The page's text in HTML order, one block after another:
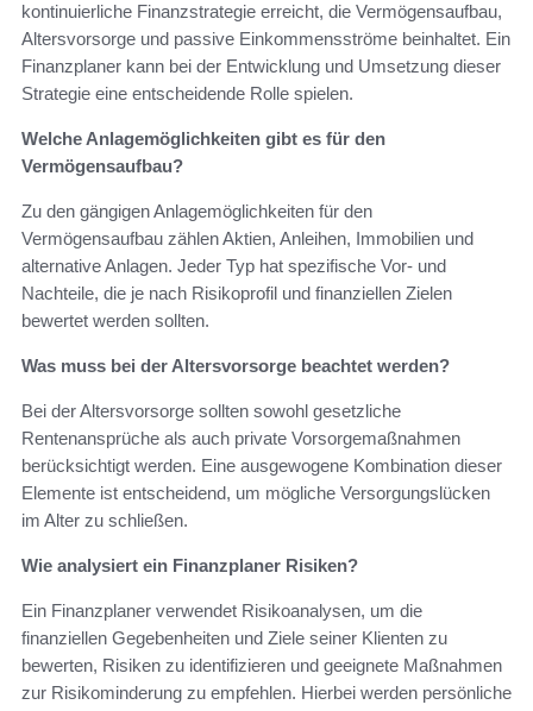
kontinuierliche Finanzstrategie erreicht, die Vermögensaufbau,
Altersvorsorge und passive Einkommensströme beinhaltet. Ein
Finanzplaner kann bei der Entwicklung und Umsetzung dieser
Strategie eine entscheidende Rolle spielen.
Welche Anlagemöglichkeiten gibt es für den
Vermögensaufbau?
Zu den gängigen Anlagemöglichkeiten für den
Vermögensaufbau zählen Aktien, Anleihen, Immobilien und
alternative Anlagen. Jeder Typ hat spezifische Vor- und
Nachteile, die je nach Risikoprofil und finanziellen Zielen
bewertet werden sollten.
Was muss bei der Altersvorsorge beachtet werden?
Bei der Altersvorsorge sollten sowohl gesetzliche
Rentenansprüche als auch private Vorsorgemaßnahmen
berücksichtigt werden. Eine ausgewogene Kombination dieser
Elemente ist entscheidend, um mögliche Versorgungslücken
im Alter zu schließen.
Wie analysiert ein Finanzplaner Risiken?
Ein Finanzplaner verwendet Risikoanalysen, um die
finanziellen Gegebenheiten und Ziele seiner Klienten zu
bewerten, Risiken zu identifizieren und geeignete Maßnahmen
zur Risikominderung zu empfehlen. Hierbei werden persönliche